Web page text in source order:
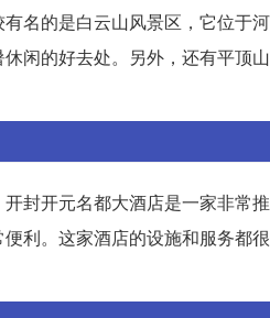
名的是白云山风景区，它位于
闲的好去处。另外，还有平顶
封开元名都大酒店是一家非常
利。这家酒店的设施和服务都